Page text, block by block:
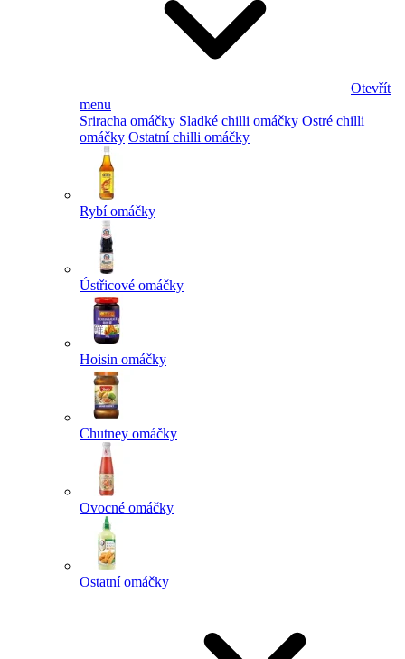
Otevřít
menu
Sriracha omáčky Sladké chilli omáčky Ostré chilli
omáčky Ostatní chilli omáčky
Rybí omáčky
Ústřicové omáčky
Hoisin omáčky
Chutney omáčky
Ovocné omáčky
Ostatní omáčky